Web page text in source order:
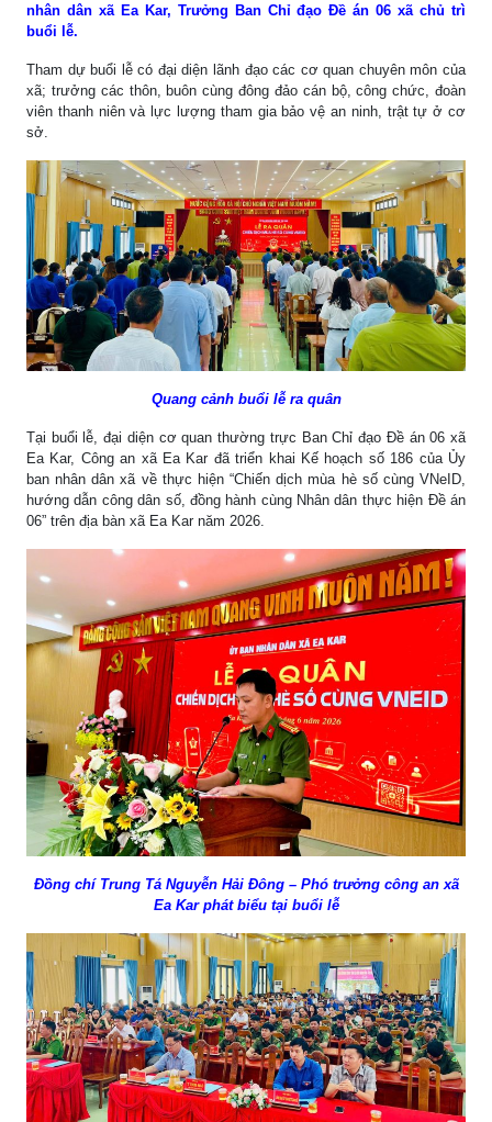
nhân dân xã Ea Kar, Trưởng Ban Chỉ đạo Đề án 06 xã chủ trì
buổi lễ.
Tham dự buổi lễ có đại diện lãnh đạo các cơ quan chuyên môn của
xã; trưởng các thôn, buôn cùng đông đảo cán bộ, công chức, đoàn
viên thanh niên và lực lượng tham gia bảo vệ an ninh, trật tự ở cơ
sở.
Quang cảnh buổi lễ ra quân
Tại buổi lễ, đại diện cơ quan thường trực Ban Chỉ đạo Đề án 06 xã
Ea Kar, Công an xã Ea Kar đã triển khai Kế hoạch số 186 của Ủy
ban nhân dân xã về thực hiện “Chiến dịch mùa hè số cùng VNeID,
hướng dẫn công dân số, đồng hành cùng Nhân dân thực hiện Đề án
06” trên địa bàn xã Ea Kar năm 2026.
Đồng chí Trung Tá Nguyễn Hải Đông – Phó trưởng công an xã
Ea Kar phát biểu tại buổi lễ